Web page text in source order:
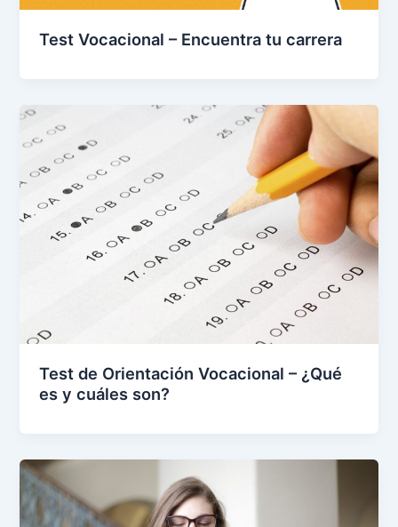
Test Vocacional – Encuentra tu carrera
Test de Orientación Vocacional – ¿Qué
es y cuáles son?